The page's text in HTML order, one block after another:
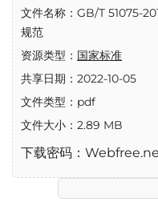
文件名称：GB/T 51075-
规范
资源类型： 国家标准
共享日期：2022-10-05
文件类型：pdf
文件大小：2.89 MB
下载密码：